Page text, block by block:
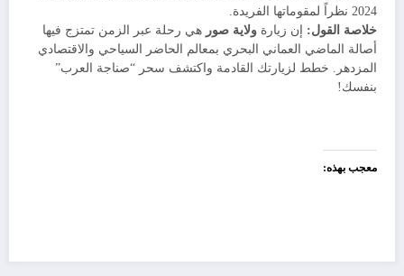
2024 نظراً لمقوماتها الفريدة.
خلاصة القول: إن زيارة ولاية صور هي رحلة عبر الزمن تمتزج فيها
أصالة الماضي العماني البحري بمعالم الحاضر السياحي والاقتصادي
المزدهر. خطط لزيارتك القادمة واكتشف سحر “صناجة العرب”
بنفسك!
معجب بهذه: